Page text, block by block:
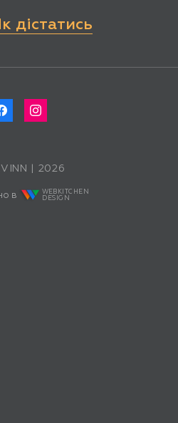
дістатись
| 2026
в
WEBKITCHEN
DESIGN